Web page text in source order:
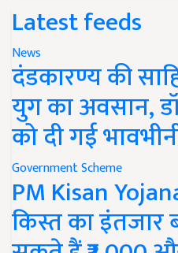
Latest feeds
News
दंडकारण्य की
युग का अवसान,
को दी गई
Government Scheme
PM Kisan
किस्त का इंतजार